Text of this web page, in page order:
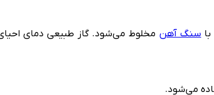
باسنگ آهن مخلوط می‌شود. گاز طبیعی دمای احیای